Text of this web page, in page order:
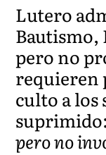
Lutero
Bautismo,
pero no
requieren
culto a los
suprimido:
pero no